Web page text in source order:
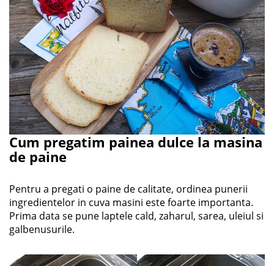
Cum pregatim painea dulce la masina
de paine
Pentru a pregati o paine de calitate, ordinea punerii
ingredientelor in cuva masini este foarte importanta.
Prima data se pune laptele cald, zaharul, sarea, uleiul si
galbenusurile.